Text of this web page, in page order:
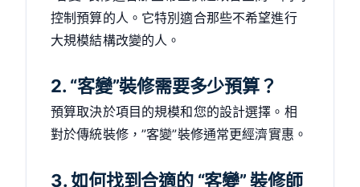
控制預算的人。它特別適合那些不希望進行
大規模結構改變的人。
2. “客變”裝修需要多少預算？
預算取決於項目的規模和您的設計選擇。相
對於傳統裝修，”客變”裝修通常更經濟實惠。
3. 如何找到合適的 “客變” 裝修師